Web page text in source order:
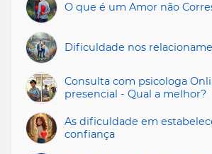
O que é um Amor não
Dificuldade nos
Consulta com psicologa
presencial - Qual a melhor?
As dificuldade em
confiança